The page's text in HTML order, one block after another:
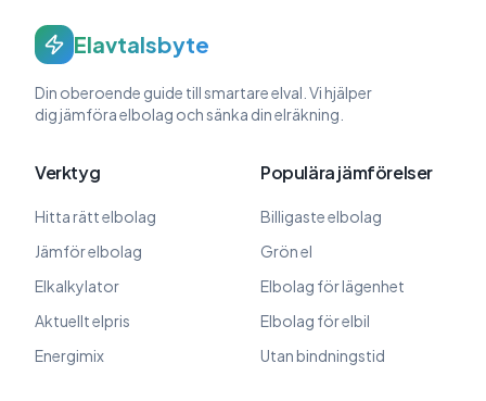
Elavtalsbyte
Din oberoende guide till smartare elval. Vi hjälper
dig jämföra elbolag och sänka din elräkning.
Verktyg
Hitta rätt elbolag
Jämför elbolag
Elkalkylator
Aktuellt elpris
Energimix
Populära jämförelser
Billigaste elbolag
Grön el
Elbolag för lägenhet
Elbolag för elbil
Utan bindningstid